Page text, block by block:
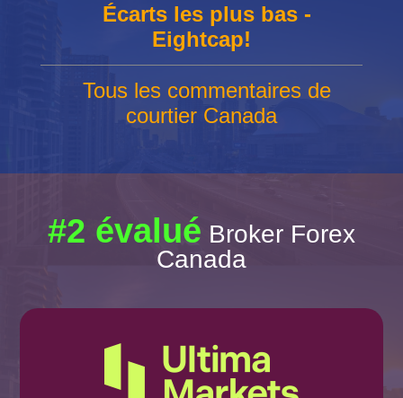
Écarts les plus bas -
Eightcap!
Tous les commentaires de
courtier Canada
#2 évalué Broker Forex
Canada